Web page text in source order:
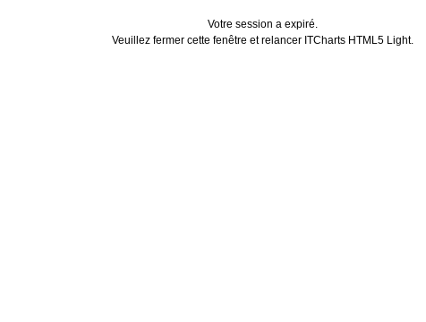
Votre session a expiré.
Veuillez fermer cette fenêtre et relancer ITCharts HTML5 Light.